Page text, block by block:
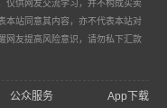
仅供网友交流学习，并不构成买卖
本站同意其内容，亦不代表本站对
网友提高风险意识，请勿私下汇款
公众服务 App下载